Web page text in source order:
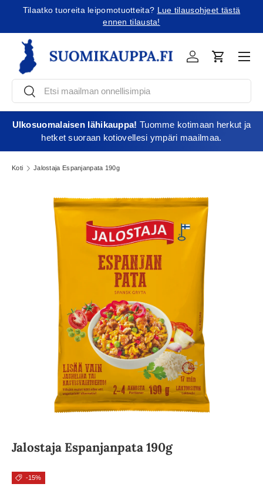
Tilaatko tuoreita leipomotuotteita? Lue tilausohjeet tästä
ennen tilausta!
EtsiEtsi
KirjauduOstoskori
Ulkosuomalaisen lähikauppa! Tuomme kotimaan herkut ja
hetket suoraan kotiovellesi ympäri maailmaa.
Koti Jalostaja Espanjanpata 190g
Jalostaja Espanjanpata 190g
-15%